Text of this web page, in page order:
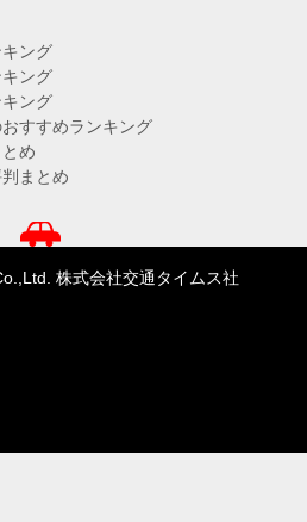
ング
ング
ング
すすめランキング
め
まとめ
株式会社交通タイムス社